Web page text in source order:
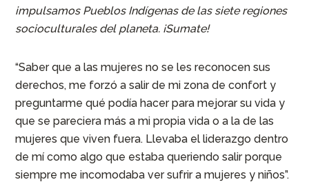
impulsamos Pueblos Indígenas de las siete regiones
socioculturales del planeta. ¡Sumate!
“Saber que a las mujeres no se les reconocen sus
derechos, me forzó a salir de mi zona de confort y
preguntarme qué podía hacer para mejorar su vida y
que se pareciera más a mi propia vida o a la de las
mujeres que viven fuera. Llevaba el liderazgo dentro
de mí como algo que estaba queriendo salir porque
siempre me incomodaba ver sufrir a mujeres y niños”.